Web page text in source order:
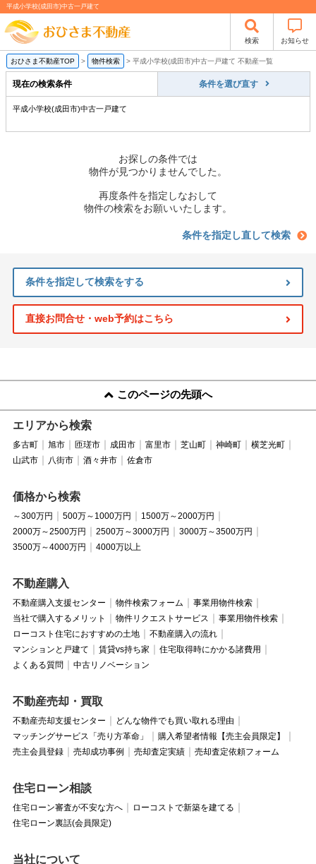
平成小学校(成田市)中古一戸建て
検索 お知らせ
おひさま不動産TOP > 物件検索 > 平成小学校(成田市)中古一戸建て 不動産一覧
現在の検索条件 条件を選び直す
平成小学校(成田市)中古一戸建て
お探しの条件では
物件が見つかりませんでした。
再度条件を指定しなおして
物件の検索をお願いいたします。
条件を指定し直して検索
条件を指定して検索をする
直接お問合せ・web予約はこちら
このページの先頭へ
エリアから検索
多古町 旭市 匝瑳市 成田市 富里市 芝山町 神崎町
横芝光町
山武市
八街市 酒々井市 佐倉市
価格から検索
～300万円 500万～1000万円
1500万～2000万円
2000万～2500万円
2500万～3000万円
3000万～3500万円
3500万～4000万円
4000万以上
不動産購入
不動産購入支援センター 物件検索フォーム
事業用物件検索
当社で購入するメリット
物件リクエストサービス
事業用物件検索
ローコスト住宅におすすめの土地
不動産購入の流れ
マンションと戸建て
賃貸vs持ち家
住宅取得時にかかる諸費用
よくある質問
中古リノベーション
不動産売却・買取
不動産売却支援センター
どんな物件でも買い取れる理由
マッチングサービス「売り方革命」
購入希望者情報【売主会員限定】
売主会員登録
売却成功事例 売却査定実績 売却査定依頼フォーム
住宅ローン相談
住宅ローン審査が不安な方へ
ローコストで新築を建てる
住宅ローン裏話(会員限定)
当社について